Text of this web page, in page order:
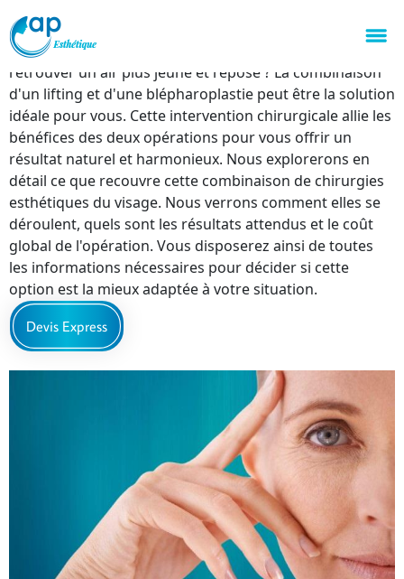
Vous n'êtes pas satisfait de l'apparence de votre visage
et en particulier de votre regard ? Vous souhaitez
retrouver un air plus jeune et reposé ? La combinaison
d'un lifting et d'une blépharoplastie peut être la solution
idéale pour vous. Cette intervention chirurgicale allie les
bénéfices des deux opérations pour vous offrir un
résultat naturel et harmonieux. Nous explorerons en
détail ce que recouvre cette combinaison de chirurgies
esthétiques du visage. Nous verrons comment elles se
déroulent, quels sont les résultats attendus et le coût
global de l'opération. Vous disposerez ainsi de toutes
les informations nécessaires pour décider si cette
option est la mieux adaptée à votre situation.
Devis Express